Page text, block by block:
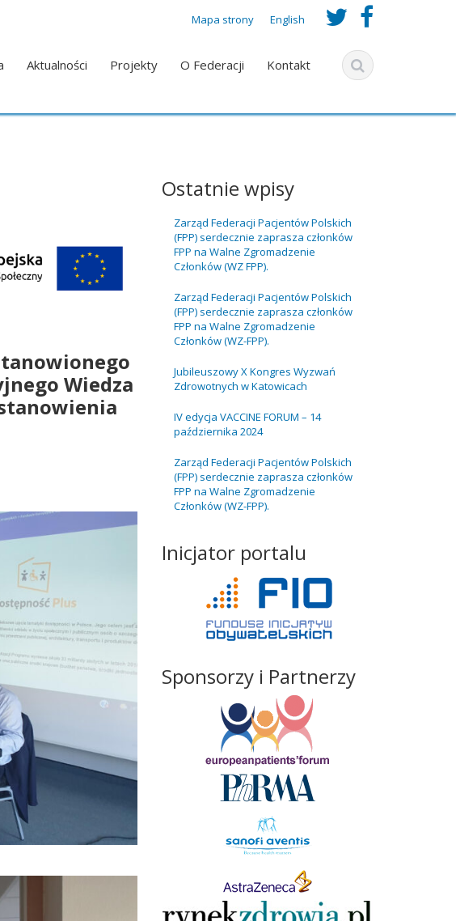
t
w
i
t
r
u
r
e
Mapa strony English
Aktualności Projekty O Federacji Kontakt
Wiedza
Ostatnie wpisy
Zarząd Federacji Pacjentów Polskich
(FPP) serdecznie zaprasza członków
FPP na Walne Zgromadzenie
Członków (WZ FPP).
Zarząd Federacji Pacjentów Polskich
(FPP) serdecznie zaprasza członków
FPP na Walne Zgromadzenie
Członków (WZ-FPP).
Jubileuszowy X Kongres Wyzwań
Zdrowotnych w Katowicach
IV edycja VACCINE FORUM – 14
października 2024
Zarząd Federacji Pacjentów Polskich
(FPP) serdecznie zaprasza członków
FPP na Walne Zgromadzenie
Członków (WZ-FPP).
Inicjator portalu
Sponsorzy i Partnerzy